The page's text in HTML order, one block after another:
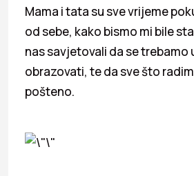
Mama i tata su sve vrijeme
od sebe, kako bismo mi bile
nas savjetovali da se trebamo
obrazovati, te da sve što
pošteno.